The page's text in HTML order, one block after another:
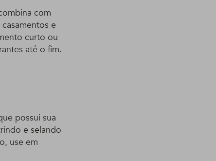
com
e
curto ou
até o fim.
possui sua
e selando
use em